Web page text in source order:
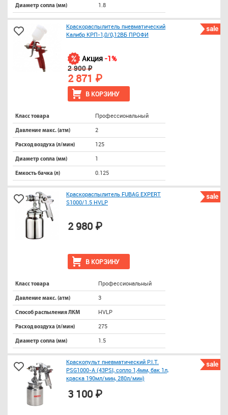
Диаметр сопла (мм) 1.8
sale
Краскораспылитель пневматический
Калибр КРП-1,0/0,12ВБ ПРОФИ
В КОРЗИНУ
Акция -1%
2 900 ₽
2 871 ₽
Класс товара Профессиональный
Давление макс. (атм) 2
Расход воздуха (л/мин) 125
Диаметр сопла (мм) 1
Емкость бачка (л) 0.125
sale
Краскораспылитель FUBAG EXPERT
S1000/1.5 HVLP
В КОРЗИНУ
2 980 ₽
Класс товара Профессиональный
Давление макс. (атм) 3
Способ распыления ЛКМ HVLP
Расход воздуха (л/мин) 275
Диаметр сопла (мм) 1.5
sale
Краскопульт пневматический P.I.T.
PSG1000-A (43PSI, сопло 1,4мм, бак 1л,
краска 190мл/мин, 280л/мин)
3 100 ₽